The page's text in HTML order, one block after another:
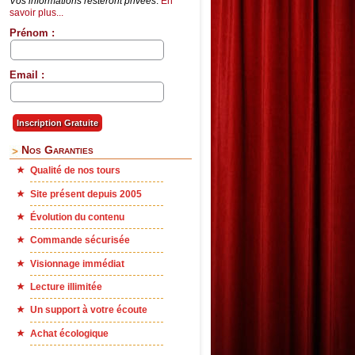
savoir plus...
Prénom :
Email :
Nos Garanties
Qualité de nos tours
Site présent depuis 2005
Évolution du contenu
Commande sécurisée
Visionnage immédiat
Lecture illimitée
Un support à votre écoute
Achat écologique